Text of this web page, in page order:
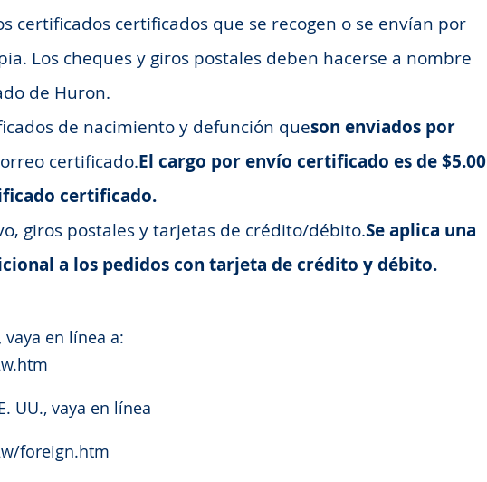
certificados certificados que se recogen o se envían por
Los cheques y giros postales deben hacerse a nombre
de Huron.
de nacimiento y defunción queson enviados por
certificado.El cargo por envío certificado es de $5.00
certificado.
giros postales y tarjetas de crédito/débito.Se aplica una
a los pedidos con tarjeta de crédito y débito.
en línea a:
UU., vaya en línea
foreign.htm